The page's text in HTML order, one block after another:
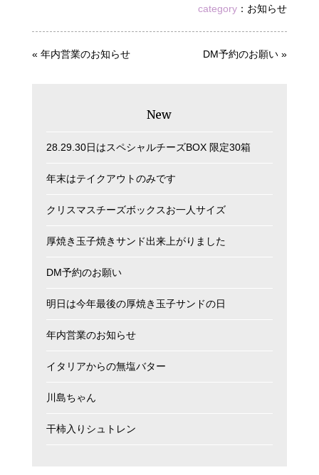
category ： お知らせ
« 年内営業のお知らせ DM予約のお願い »
New
28.29.30日はスペシャルチーズBOX 限定30箱
年末はテイクアウトのみです
クリスマスチーズボックスお一人サイズ
厚焼き玉子焼きサンド出来上がりました
DM予約のお願い
明日は今年最後の厚焼き玉子サンドの日
年内営業のお知らせ
イタリアからの無塩バター
川島ちゃん
干柿入りシュトレン